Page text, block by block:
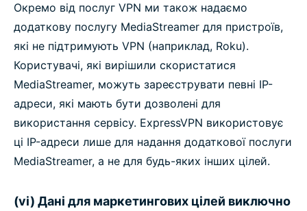
Окремо від послуг VPN ми також надаємо
додаткову послугу MediaStreamer для пристроїв,
які не підтримують VPN (наприклад, Roku).
Користувачі, які вирішили скористатися
MediaStreamer, можуть зареєструвати певні IP-
адреси, які мають бути дозволені для
використання сервісу. ExpressVPN використовує
ці IP-адреси лише для надання додаткової послуги
MediaStreamer, а не для будь-яких інших цілей.
(vi) Дані для маркетингових цілей виключно